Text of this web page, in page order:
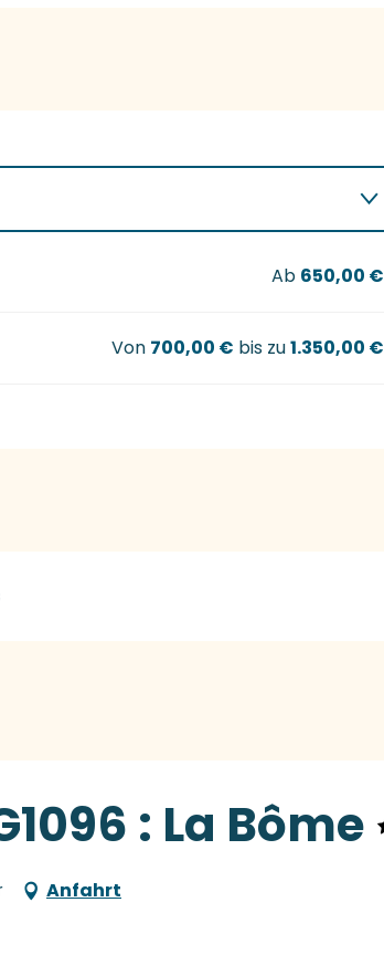
Ab 650,00 €
Von 700,00 € bis zu1.350,00 €
: La Bôme
Anfahrt